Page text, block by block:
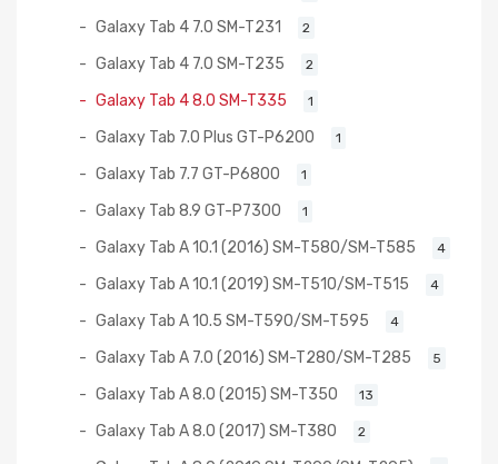
Galaxy Tab 4 7.0 SM-T231 2
Galaxy Tab 4 7.0 SM-T235 2
Galaxy Tab 4 8.0 SM-T335 1
Galaxy Tab 7.0 Plus GT-P6200 1
Galaxy Tab 7.7 GT-P6800 1
Galaxy Tab 8.9 GT-P7300 1
Galaxy Tab A 10.1 (2016) SM-T580/SM-T585 4
Galaxy Tab A 10.1 (2019) SM-T510/SM-T515 4
Galaxy Tab A 10.5 SM-T590/SM-T595 4
Galaxy Tab A 7.0 (2016) SM-T280/SM-T285 5
Galaxy Tab A 8.0 (2015) SM-T350 13
Galaxy Tab A 8.0 (2017) SM-T380 2